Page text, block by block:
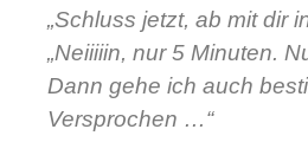
„Schluss jetzt, ab mit dir
„Neiiiiin, nur 5 Minuten.
Dann gehe ich auch
Versprochen …“